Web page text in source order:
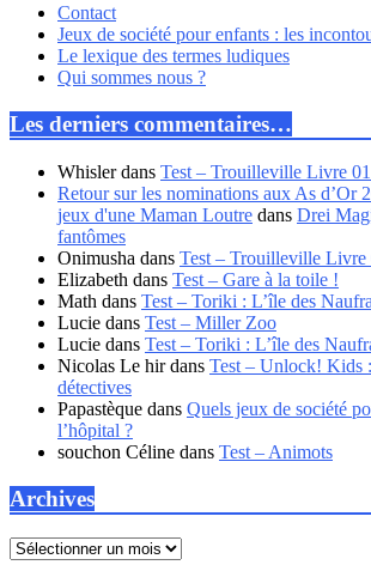
Contact
Jeux de société pour enfants : les
Le lexique des termes ludiques
Qui sommes nous ?
Les derniers commentaires…
Whislerdans Test – Trouilleville Livre
Retour sur les nominations aux As d’Or
jeux d'une Maman Loutre dans Drei
fantômes
Onimusha dans Test – Trouilleville Livre
Elizabeth dans Test – Gare à la toile !
Math dans Test – Toriki : L’île des
Lucie dans Test – Miller Zoo
Lucie dans Test – Toriki : L’île des
Nicolas Le hirdans Test – Unlock! Kids
détectives
Papastèque dans Quels jeux de société
l’hôpital ?
souchon Céline dans Test – Animots
Archives
Archives